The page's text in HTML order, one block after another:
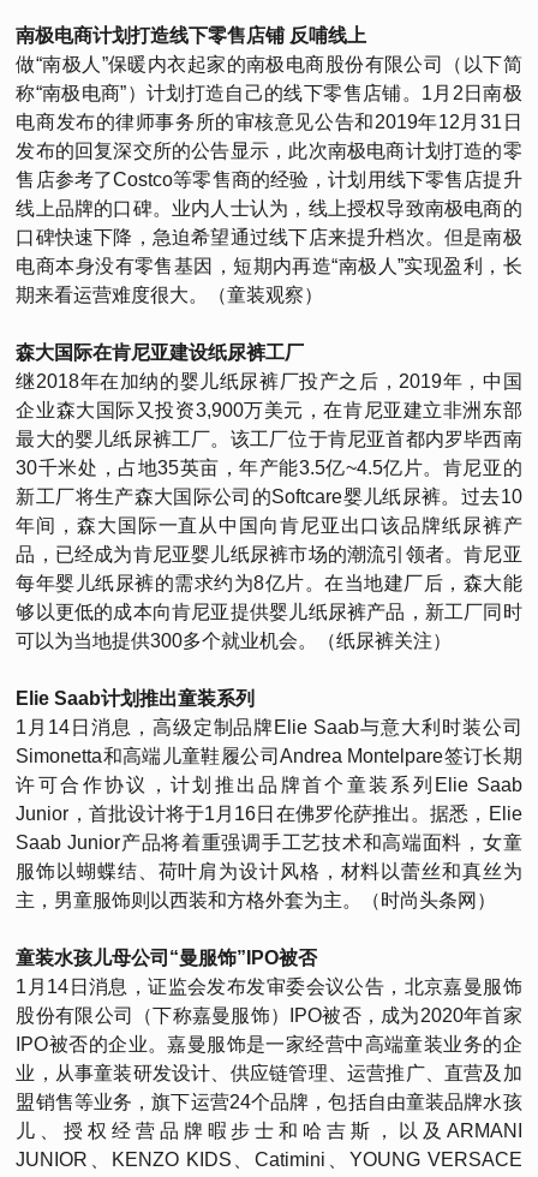
南极电商计划打造线下零售店铺 反哺线上
做“南极人”保暖内衣起家的南极电商股份有限公司（以下简
称“南极电商”）计划打造自己的线下零售店铺。1月2日南极
电商发布的律师事务所的审核意见公告和2019年12月31日
发布的回复深交所的公告显示，此次南极电商计划打造的零
售店参考了Costco等零售商的经验，计划用线下零售店提升
线上品牌的口碑。业内人士认为，线上授权导致南极电商的
口碑快速下降，急迫希望通过线下店来提升档次。但是南极
电商本身没有零售基因，短期内再造“南极人”实现盈利，长
期来看运营难度很大。（童装观察）
森大国际在肯尼亚建设纸尿裤工厂
继2018年在加纳的婴儿纸尿裤厂投产之后，2019年，中国
企业森大国际又投资3,900万美元，在肯尼亚建立非洲东部
最大的婴儿纸尿裤工厂。该工厂位于肯尼亚首都内罗毕西南
30千米处，占地35英亩，年产能3.5亿~4.5亿片。肯尼亚的
新工厂将生产森大国际公司的Softcare婴儿纸尿裤。过去10
年间，森大国际一直从中国向肯尼亚出口该品牌纸尿裤产
品，已经成为肯尼亚婴儿纸尿裤市场的潮流引领者。肯尼亚
每年婴儿纸尿裤的需求约为8亿片。在当地建厂后，森大能
够以更低的成本向肯尼亚提供婴儿纸尿裤产品，新工厂同时
可以为当地提供300多个就业机会。（纸尿裤关注）
Elie Saab计划推出童装系列
1月14日消息，高级定制品牌Elie Saab与意大利时装公司
Simonetta和高端儿童鞋履公司Andrea Montelpare签订长期
许可合作协议，计划推出品牌首个童装系列Elie Saab
Junior，首批设计将于1月16日在佛罗伦萨推出。据悉，Elie
Saab Junior产品将着重强调手工艺技术和高端面料，女童
服饰以蝴蝶结、荷叶肩为设计风格，材料以蕾丝和真丝为
主，男童服饰则以西装和方格外套为主。（时尚头条网）
童装水孩儿母公司“曼服饰”IPO被否
1月14日消息，证监会发布发审委会议公告，北京嘉曼服饰
股份有限公司（下称嘉曼服饰）IPO被否，成为2020年首家
IPO被否的企业。嘉曼服饰是一家经营中高端童装业务的企
业，从事童装研发设计、供应链管理、运营推广、直营及加
盟销售等业务，旗下运营24个品牌，包括自由童装品牌水孩
儿、授权经营品牌暇步士和哈吉斯，以及ARMANI
JUNIOR、KENZO KIDS、Catimini、YOUNG VERSACE